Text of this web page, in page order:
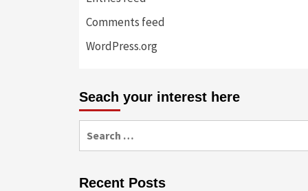
Comments feed
WordPress.org
Seach your interest here
for:
Recent Posts